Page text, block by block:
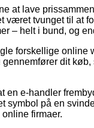
at lave
været tvunget til at
– helt i bund, og
forskellige online
dit
e-handler
på en
firmaer.